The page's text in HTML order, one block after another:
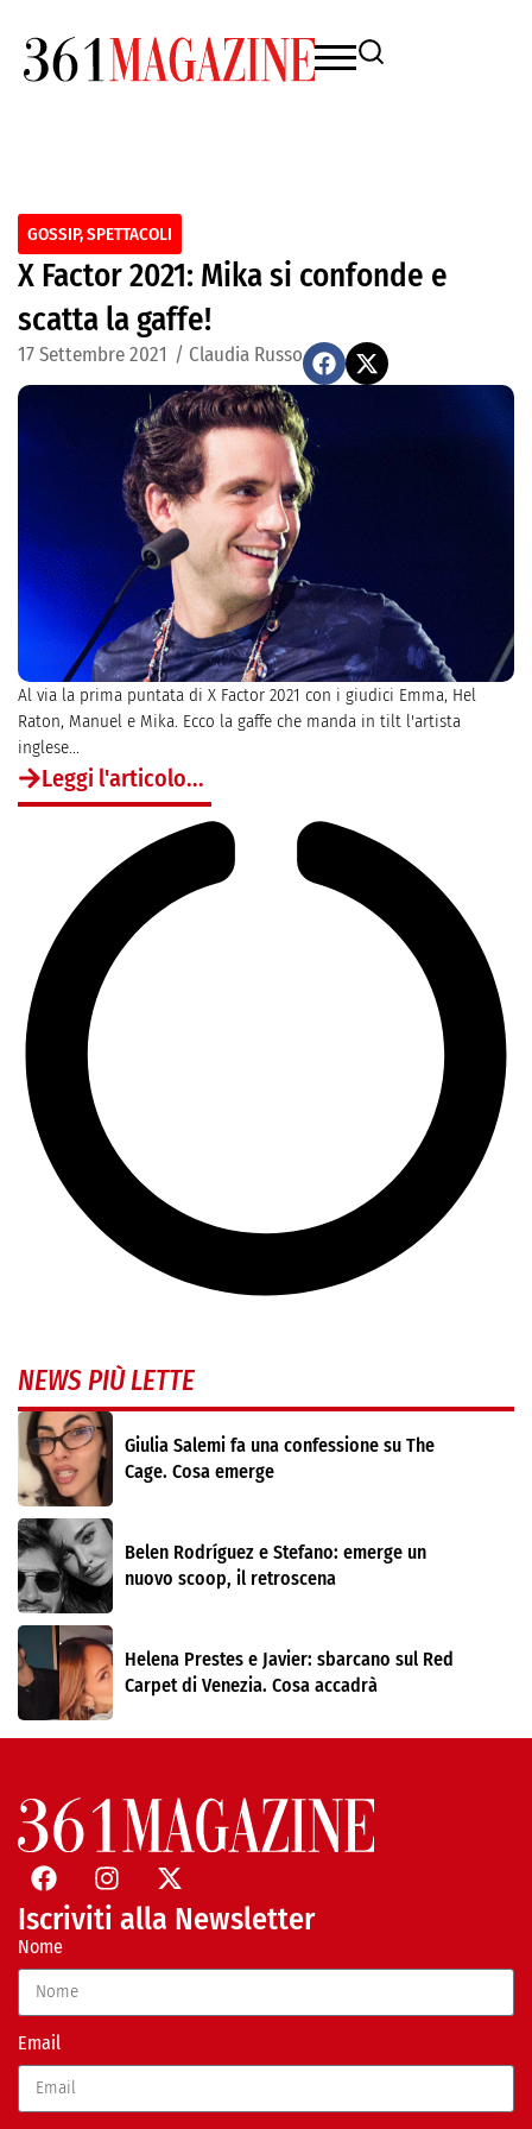
GOSSIP,SPETTACOLI
X Factor 2021: Mika si confonde e
scatta la gaffe!
17 Settembre 2021 / Claudia Russo
Al via la prima puntata di X Factor 2021 con i giudici Emma, Hel
Raton, Manuel e Mika. Ecco la gaffe che manda in tilt l'artista
inglese...
Leggi l'articolo...
NEWS PIÙ LETTE
Giulia Salemi fa una confessione su The
Cage. Cosa emerge
Belen Rodríguez e Stefano: emerge un
nuovo scoop, il retroscena
Helena Prestes e Javier: sbarcano sul Red
Carpet di Venezia. Cosa accadrà
Iscriviti alla Newsletter
Nome
Email